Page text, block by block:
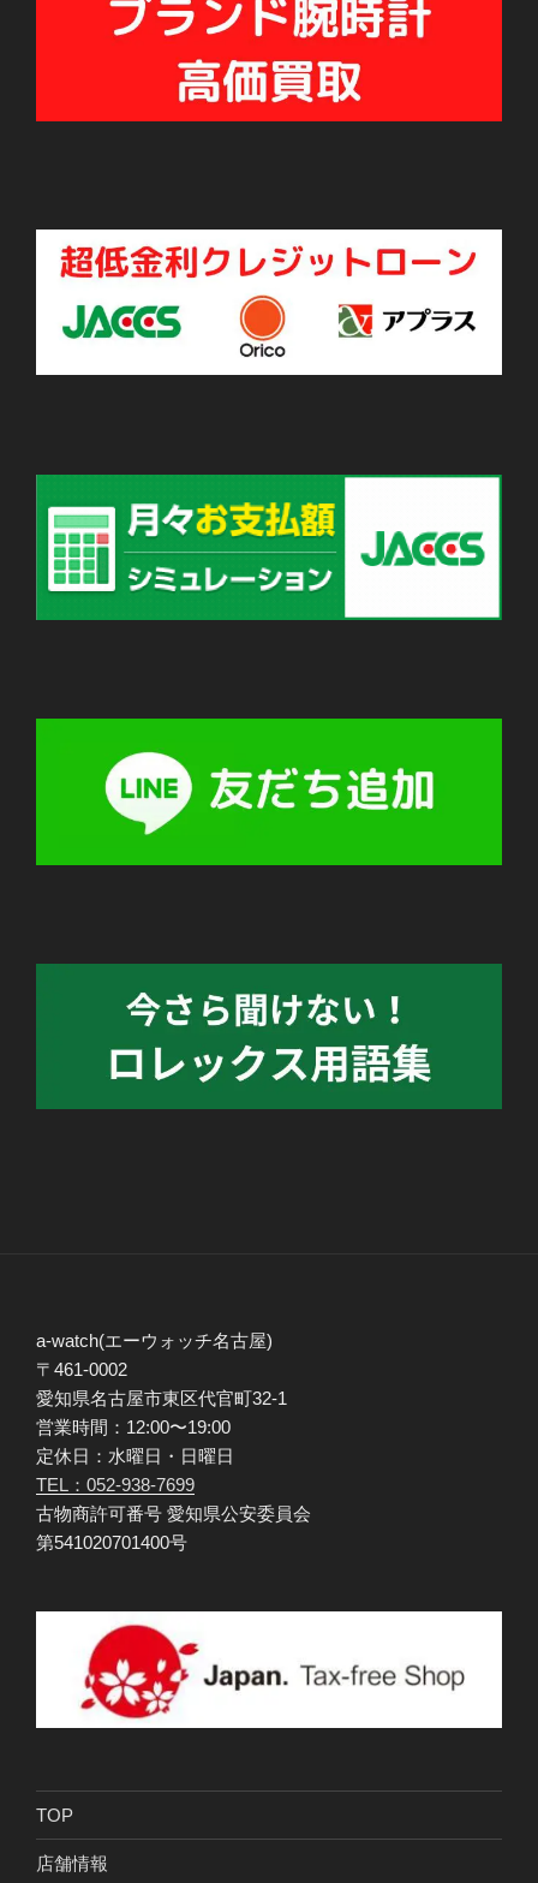
a-watch(エーウォッチ名古屋)
〒461-0002
愛知県名古屋市東区代官町32-1
営業時間：12:00〜19:00
定休日：水曜日・日曜日
TEL：052-938-7699
古物商許可番号 愛知県公安委員会
第541020701400号
TOP
店舗情報